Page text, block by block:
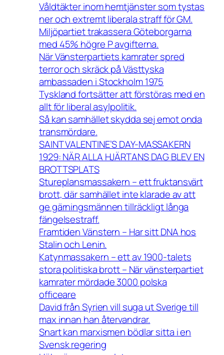
Våldtäkter inom hemtjänster som tystas
ner och extremt liberala straff för GM.
Miljöpartiet trakassera Göteborgarna
med 45% högre P avgifterna.
När Vänsterpartiets kamrater spred
terror och skräck på Västtyska
ambassaden i Stockholm 1975
Tyskland fortsätter att förstöras med en
allt för liberal asylpolitik.
Så kan samhället skydda sej emot onda
transmördare.
SAINT VALENTINE’S DAY-MASSAKERN
1929: NÄR ALLA HJÄRTANS DAG BLEV EN
BROTTSPLATS
Stureplansmassakern – ett fruktansvärt
brott, där samhället inte klarade av att
ge gärningsmännen tillräckligt långa
fängelsestraff.
Framtiden Vänstern – Har sitt DNA hos
Stalin och Lenin.
Katynmassakern – ett av 1900-talets
stora politiska brott – När vänsterpartiet
kamrater mördade 3000 polska
officeare
David från Syrien vill suga ut Sverige till
max innan han återvandrar.
Snart kan marxismen bödlar sitta i en
Svensk regering